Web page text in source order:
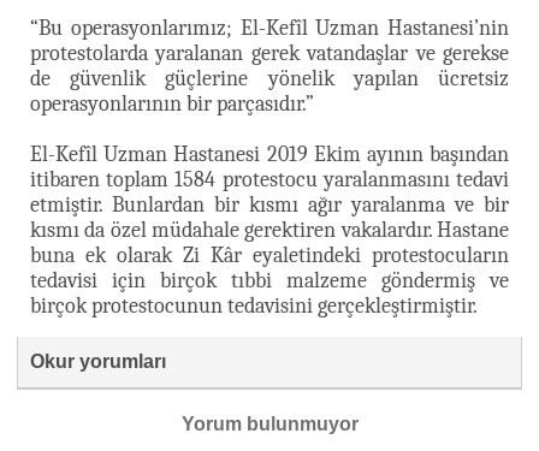
“Bu operasyonlarımız; El-Kefîl Uzman Hastanesi’nin
protestolarda yaralanan gerek vatandaşlar ve gerekse
de güvenlik güçlerine yönelik yapılan ücretsiz
operasyonlarının bir parçasıdır.”
El-Kefîl Uzman Hastanesi 2019 Ekim ayının başından
itibaren toplam 1584 protestocu yaralanmasını tedavi
etmiştir. Bunlardan bir kısmı ağır yaralanma ve bir
kısmı da özel müdahale gerektiren vakalardır. Hastane
buna ek olarak Zi Kâr eyaletindeki protestocuların
tedavisi için birçok tıbbi malzeme göndermiş ve
birçok protestocunun tedavisini gerçekleştirmiştir.
Okur yorumları
Yorum bulunmuyor